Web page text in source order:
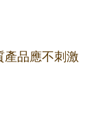
產品應不刺激